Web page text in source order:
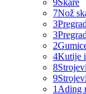
9Škare
7Nož
3
3
2
4Kutije
8
9
1 Ading